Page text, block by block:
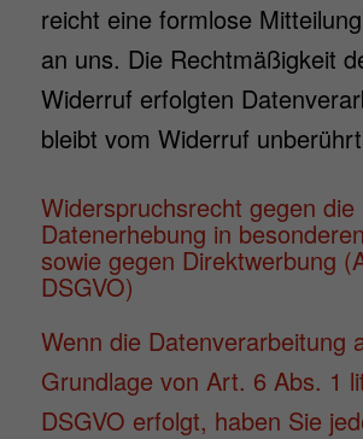
reicht eine formlose
an uns. Die Rechtmäßigkeit
Widerruf erfolgten
bleibt vom Widerruf
Widerspruchsrecht gegen die
Datenerhebung in
sowie gegen Direktwerbung
DSGVO)
Wenn die Datenverarbeitung
Grundlage von Art. 6 Abs. 1
DSGVO erfolgt, haben Sie